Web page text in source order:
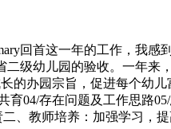
回首这一年的工作，我感
级幼儿园的验收。一年来
的办园宗旨，促进每个幼
育04/存在问题及工作思路
二、教师培养：加强学习，